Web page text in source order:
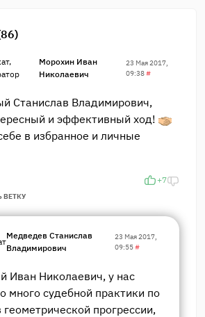
Морохин Иван
Николаевич
23 Мая 2017,
09:38#
Станислав Владимирович,
и эффективный ход!
в избранное и личные
+7
ВЕТКУ
Медведев Станислав
Владимирович
23 Мая 2017,
09:55#
Иван Николаевич, у нас
много судебной практики по
геометрической прогрессии,